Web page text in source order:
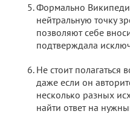
Формально
нейтральную точку
позволяют себе
подтверждала
Не стоит полагаться
даже если он
несколько разных
найти ответ на